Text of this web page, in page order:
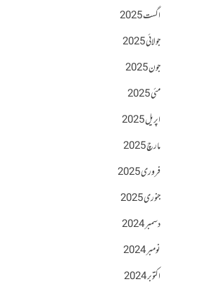
اگست 2025
جولائی 2025
جون 2025
مئی 2025
اپریل 2025
مارچ 2025
فروری 2025
جنوری 2025
دسمبر 2024
نومبر 2024
اکتوبر 2024